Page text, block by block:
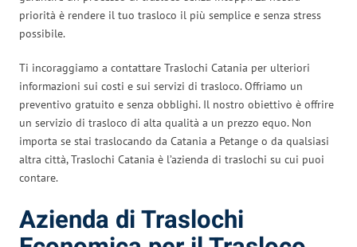
priorità è rendere il tuo trasloco il più semplice e senza stress
possibile.
Ti incoraggiamo a contattare Traslochi Catania per ulteriori
informazioni sui costi e sui servizi di trasloco. Offriamo un
preventivo gratuito e senza obblighi. Il nostro obiettivo è offrire
un servizio di trasloco di alta qualità a un prezzo equo. Non
importa se stai traslocando da Catania a Petange o da qualsiasi
altra città, Traslochi Catania è l’azienda di traslochi su cui puoi
contare.
Azienda di Traslochi